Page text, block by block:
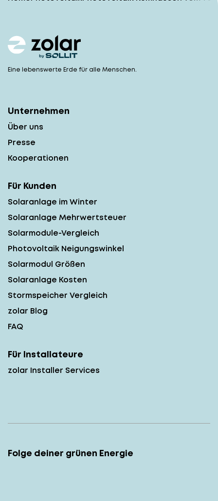
Eine lebenswerte Erde für alle Menschen.
Unternehmen
Über uns
Presse
Kooperationen
Für Kunden
Solaranlage im Winter
Solaranlage Mehrwertsteuer
Solarmodule-Vergleich
Photovoltaik Neigungswinkel
Solarmodul Größen
Solaranlage Kosten
Stormspeicher Vergleich
zolar Blog
FAQ
Für Installateure
zolar Installer Services
Folge deiner grünen Energie